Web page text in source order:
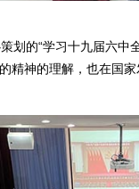
的“学习十九届六中
精神的理解，也在国